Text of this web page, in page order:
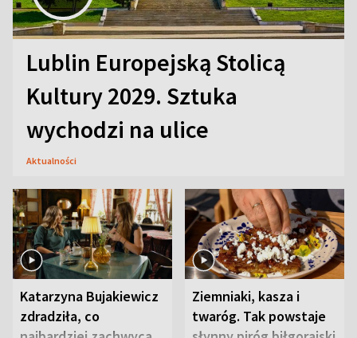
Lublin Europejską Stolicą
Kultury 2029. Sztuka
wychodzi na ulice
Aktualności
Katarzyna Bujakiewicz
zdradziła, co
Ziemniaki, kasza i
twaróg. Tak powstaje